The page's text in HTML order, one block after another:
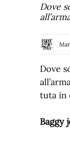
Dove
Dove
tuta in
Baggy